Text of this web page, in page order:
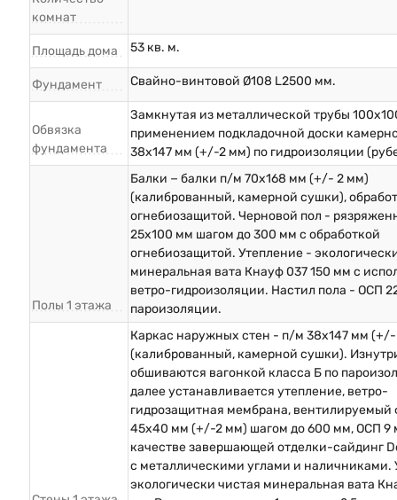
комнат
Площадь дома 53 кв. м.
Фундамент Свайно-винтовой Ø108 L2500 мм.
Обвязка
фундамента
Замкнутая из металлической трубы
применением подкладочной доски
38х147 мм (+/-2 мм) по гидроизоляции
Полы 1 этажа
Балки − балки п/м 70х168 мм (+/- 2 мм)
(калиброванный, камерной сушки),
огнебиозащитой. Черновой пол -
25х100 мм шагом до 300 мм с обработкой
огнебиозащитой. Утепление -
минеральная вата Кнауф 037 150 мм с
ветро-гидроизоляции. Настил пола - ОСП
пароизоляции.
Каркас наружных стен - п/м 38х147 мм
(калиброванный, камерной сушки).
обшиваются вагонкой класса Б по
далее устанавливается утепление, ветро-
гидрозащитная мембрана,
45х40 мм (+/-2 мм) шагом до 600 мм, ОСП 9
качестве завершающей отделки-сайдинг
с металлическими углами и наличниками.
экологически чистая минеральная вата